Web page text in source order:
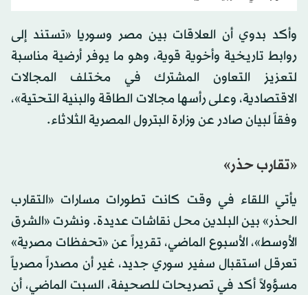
وأكد بدوي أن العلاقات بين مصر وسوريا «تستند إلى
روابط تاريخية وأخوية قوية، وهو ما يوفر أرضية مناسبة
لتعزيز التعاون المشترك في مختلف المجالات
الاقتصادية، وعلى رأسها مجالات الطاقة والبنية التحتية»،
وفقاً لبيان صادر عن وزارة البترول المصرية الثلاثاء.
«تقارب حذر»
يأتي اللقاء في وقت كانت تطورات مسارات «التقارب
الحذر» بين البلدين محل نقاشات عديدة. ونشرت «الشرق
الأوسط»، الأسبوع الماضي، تقريراً عن «تحفظات مصرية»
تعرقل استقبال سفير سوري جديد، غير أن مصدراً مصرياً
مسؤولاً أكد في تصريحات للصحيفة، السبت الماضي، أن